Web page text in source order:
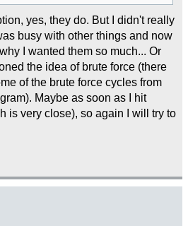
yes, they do. But I didn't really
busy with other things and now
I wanted them so much... Or
the idea of brute force (there
of the brute force cycles from
Maybe as soon as I hit
is very close), so again I will try to